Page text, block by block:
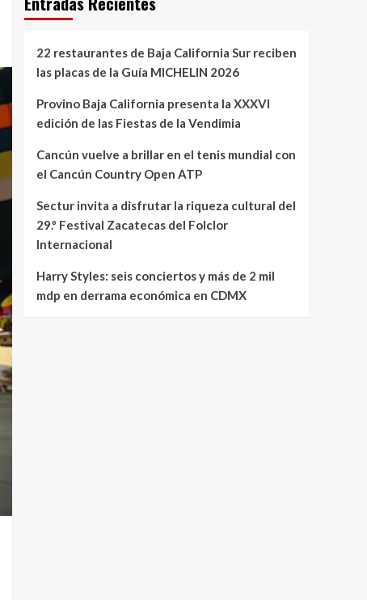
22 restaurantes de Baja California Sur reciben
las placas de la Guía MICHELIN 2026
Provino Baja California presenta la XXXVI
edición de las Fiestas de la Vendimia
Cancún vuelve a brillar en el tenis mundial con
el Cancún Country Open ATP
Sectur invita a disfrutar la riqueza cultural del
29.º Festival Zacatecas del Folclor
Internacional
Harry Styles: seis conciertos y más de 2 mil
mdp en derrama económica en CDMX